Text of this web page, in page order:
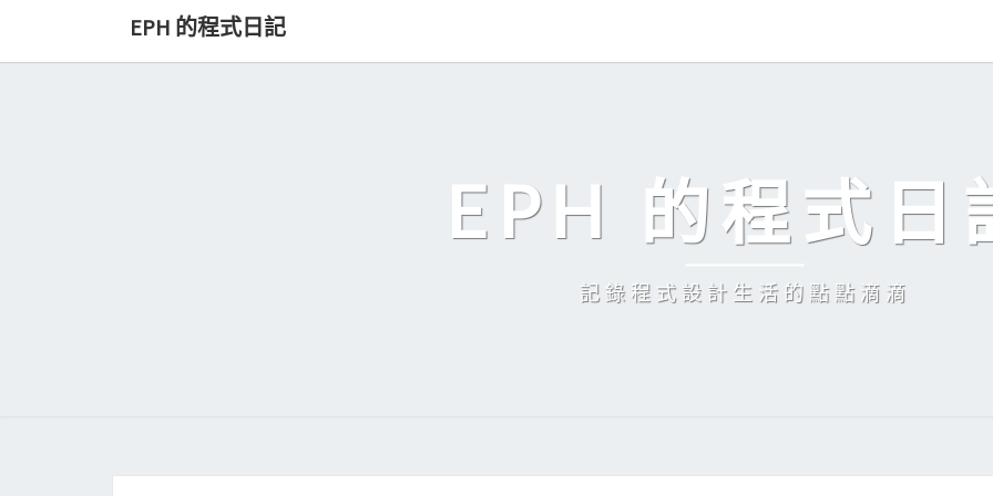
EPH 的程式日記
EPH 的程式日
記錄程式設計生活的點點滴滴